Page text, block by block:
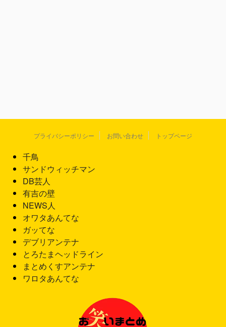
プライバシーポリシー お問い合わせ トップページ
千鳥
サンドウィッチマン
DB芸人
有吉の壁
NEWS人
オワタあんてな
ガッてな
デブリアンテナ
とろたまヘッドライン
まとめくすアンテナ
ワロタあんてな